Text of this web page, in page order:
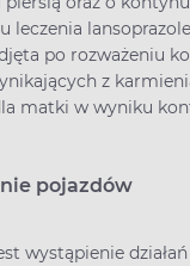
leczenia
po rozważeniu
z
matki w wyniku
pojazdów
wystąpienie działań